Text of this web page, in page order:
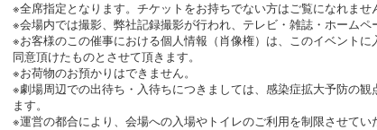
※全席指定となります。チケットをお持ちでない方はご覧になれませ
※会場内では撮影、弊社記録撮影が行われ、テレビ・雑誌・ホームペ
※お客様のこの催事における個人情報（肖像権）は、このイベント
同意頂けたものとさせて頂きます。
※お荷物のお預かりはできません。
※劇場周辺での出待ち・入待ちにつきましては、感染症拡大予防の
ます。
※運営の都合により、会場への入場やトイレのご利用を制限させてい